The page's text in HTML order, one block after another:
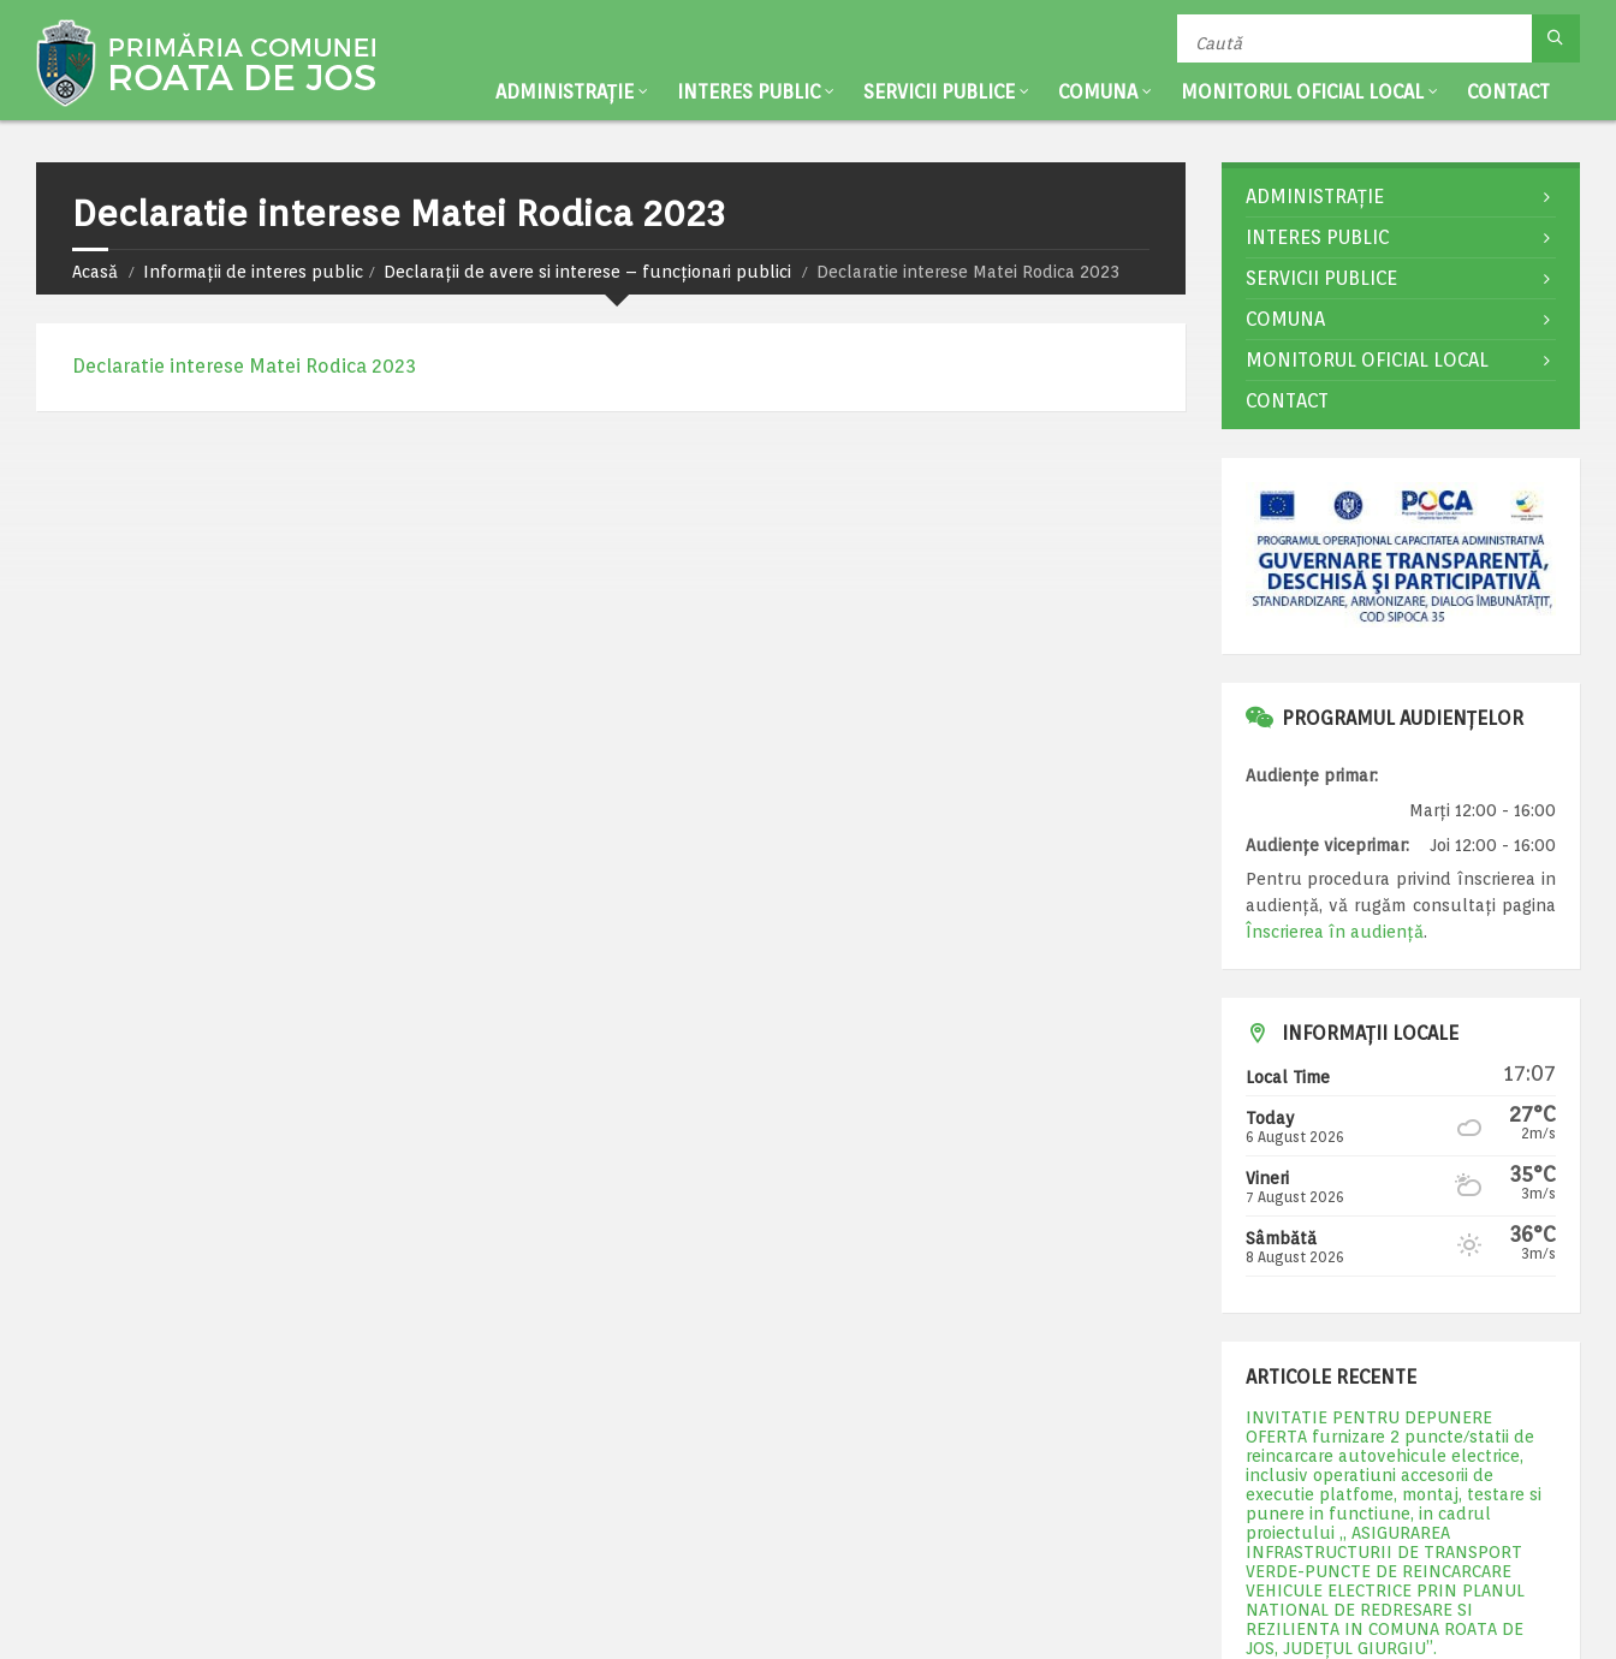
ADMINISTRAȚIE INTERES PUBLIC SERVICII PUBLICE COMUNA MONITORUL OFICIAL LOCAL CONTACT
Declaratie interese Matei Rodica 2023
Acasă Informații de interes public Declarații de avere si interese – funcționari publici Declaratie interese Matei Rodica 2023
Declaratie interese Matei Rodica 2023
ADMINISTRAȚIE
INTERES PUBLIC
SERVICII PUBLICE
COMUNA
MONITORUL OFICIAL LOCAL
CONTACT
PROGRAMUL AUDIENȚELOR
Audiențe primar:
Marți 12:00 - 16:00
Audiențe viceprimar:
Joi 12:00 - 16:00
Pentru procedura privind înscrierea in
audiență, vă rugăm consultați pagina
Înscrierea în audiență.
INFORMAȚII LOCALE
Local Time 17:07
Today
6 August 2026
27°C
2m/s
Vineri
7 August 2026
35°C
3m/s
Sâmbătă
8 August 2026
36°C
3m/s
ARTICOLE RECENTE
INVITATIE PENTRU DEPUNERE
OFERTA furnizare 2 puncte/statii de
reincarcare autovehicule electrice,
inclusiv operatiuni accesorii de
executie platfome, montaj, testare si
punere in functiune, in cadrul
proiectului „ ASIGURAREA
INFRASTRUCTURII DE TRANSPORT
VERDE-PUNCTE DE REINCARCARE
VEHICULE ELECTRICE PRIN PLANUL
NATIONAL DE REDRESARE SI
REZILIENTA IN COMUNA ROATA DE
JOS, JUDEŢUL GIURGIU”.